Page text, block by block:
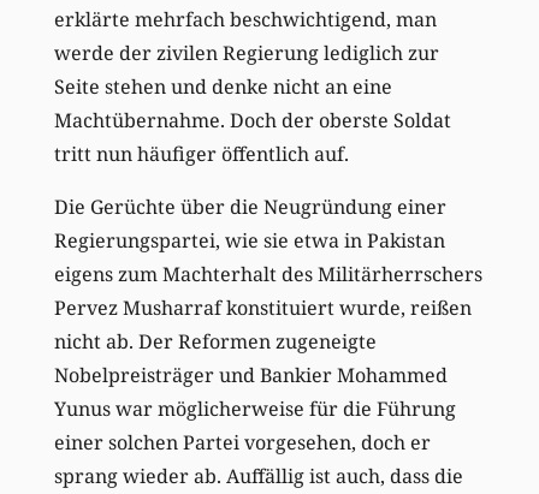
erklärte mehrfach beschwichtigend, man
werde der zivilen Regierung lediglich zur
Seite stehen und denke nicht an eine
Machtübernahme. Doch der oberste Soldat
tritt nun häufiger öffentlich auf.
Die Gerüchte über die Neugründung einer
Regierungspartei, wie sie etwa in Pakistan
eigens zum Machterhalt des Militärherrschers
Pervez Musharraf konstituiert wurde, reißen
nicht ab. Der Reformen zugeneigte
Nobelpreisträger und Bankier Mohammed
Yunus war möglicherweise für die Führung
einer solchen Partei vorgesehen, doch er
sprang wieder ab. Auffällig ist auch, dass die